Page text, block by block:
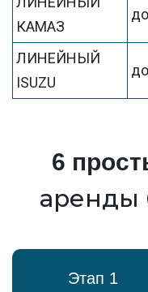
КАМАЗ
ЛИНЕЙНЫЙ
ISUZU
6
аренды
Этап 1